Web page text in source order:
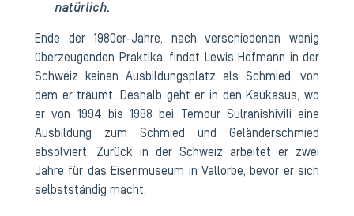
natürlich.
Ende der 1980er-Jahre, nach verschiedenen wenig
überzeugenden Praktika, findet Lewis Hofmann in der
Schweiz keinen Ausbildungsplatz als Schmied, von
dem er träumt. Deshalb geht er in den Kaukasus, wo
er von 1994 bis 1998 bei Temour Sulranishivili eine
Ausbildung zum Schmied und Geländerschmied
absolviert. Zurück in der Schweiz arbeitet er zwei
Jahre für das Eisenmuseum in Vallorbe, bevor er sich
selbstständig macht.